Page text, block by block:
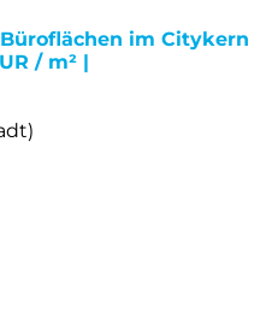
im Citykern
/ m² |